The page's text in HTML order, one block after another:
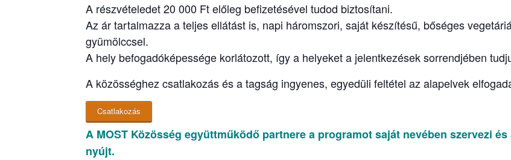
A részvételedet 20 000 Ft előleg befizetésével tudod biztosítani.
Az ár tartalmazza a teljes ellátást is, napi háromszori, saját készítésű, bőséges
gyümölccsel.
A hely befogadóképessége korlátozott, így a helyeket a jelentkezések sorrendjében
A közösséghez csatlakozás és a tagság ingyenes, egyedüli feltétel az alapelvek
Csatlakozás
A MOST Közösség együttműködő partnere a programot saját nevében szervezi
nyújt.